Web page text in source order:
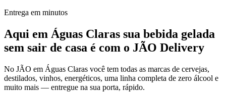
Entrega em minutos
Aqui em Águas Claras sua bebida gelada
sem sair de casa é com o JÃO Delivery
No JÃO em Águas Claras você tem todas as marcas de cervejas,
destilados, vinhos, energéticos, uma linha completa de zero álcool e
muito mais — entregue na sua porta, rápido.